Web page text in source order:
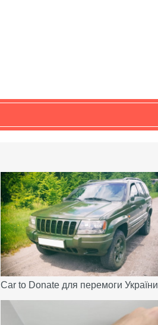
Car to Donate для перемоги України